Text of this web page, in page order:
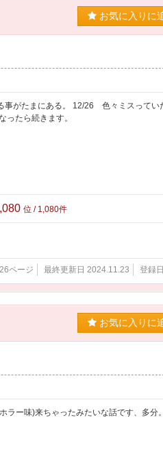
お気に入りに
事がたまにある。 12/26 色々ミスってい
ったら続きます。
位 / 1,080件
26ページ 最終更新日 2024.11.23 登録
お気に入りに
ラー味)来ちゃったみたいな話です、多分